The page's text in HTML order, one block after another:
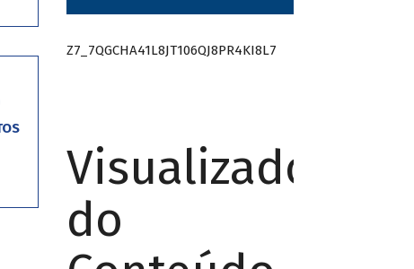
Z7_7QGCHA41L8JT106QJ8PR4KI8L7
Visualizador
do